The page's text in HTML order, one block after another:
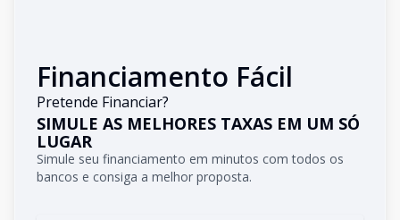
Financiamento Fácil
Pretende Financiar?
SIMULE AS MELHORES TAXAS EM UM SÓ
LUGAR
Simule seu financiamento em minutos com todos os
bancos e consiga a melhor proposta.